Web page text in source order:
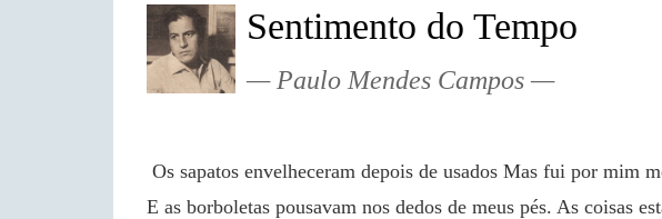
Sentimento do Tempo
Paulo Mendes Campos
E as borboletas pousavam nos dedos de meus pés. As coisas